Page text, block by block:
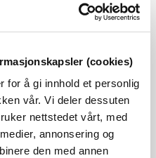
(cookies)
for å gi innhold et personlig
vår. Vi deler dessuten
nettstedet vårt, med
annonsering og
den med annen
transporterer vannet
slutt opp i havet, hvor
Klimaendringene med
vil få konsekvenser for
I Norge ser vi
færre